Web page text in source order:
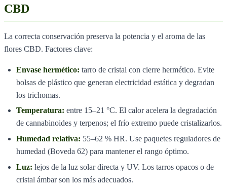
CBD
La correcta conservación preserva la potencia y el aroma de las
flores CBD. Factores clave:
Envase hermético: tarro de cristal con cierre hermético. Evite
bolsas de plástico que generan electricidad estática y degradan
los trichomas.
Temperatura: entre 15–21 °C. El calor acelera la degradación
de cannabinoides y terpenos; el frío extremo puede cristalizarlos.
Humedad relativa: 55–62 % HR. Use paquetes reguladores de
humedad (Boveda 62) para mantener el rango óptimo.
Luz: lejos de la luz solar directa y UV. Los tarros opacos o de
cristal ámbar son los más adecuados.